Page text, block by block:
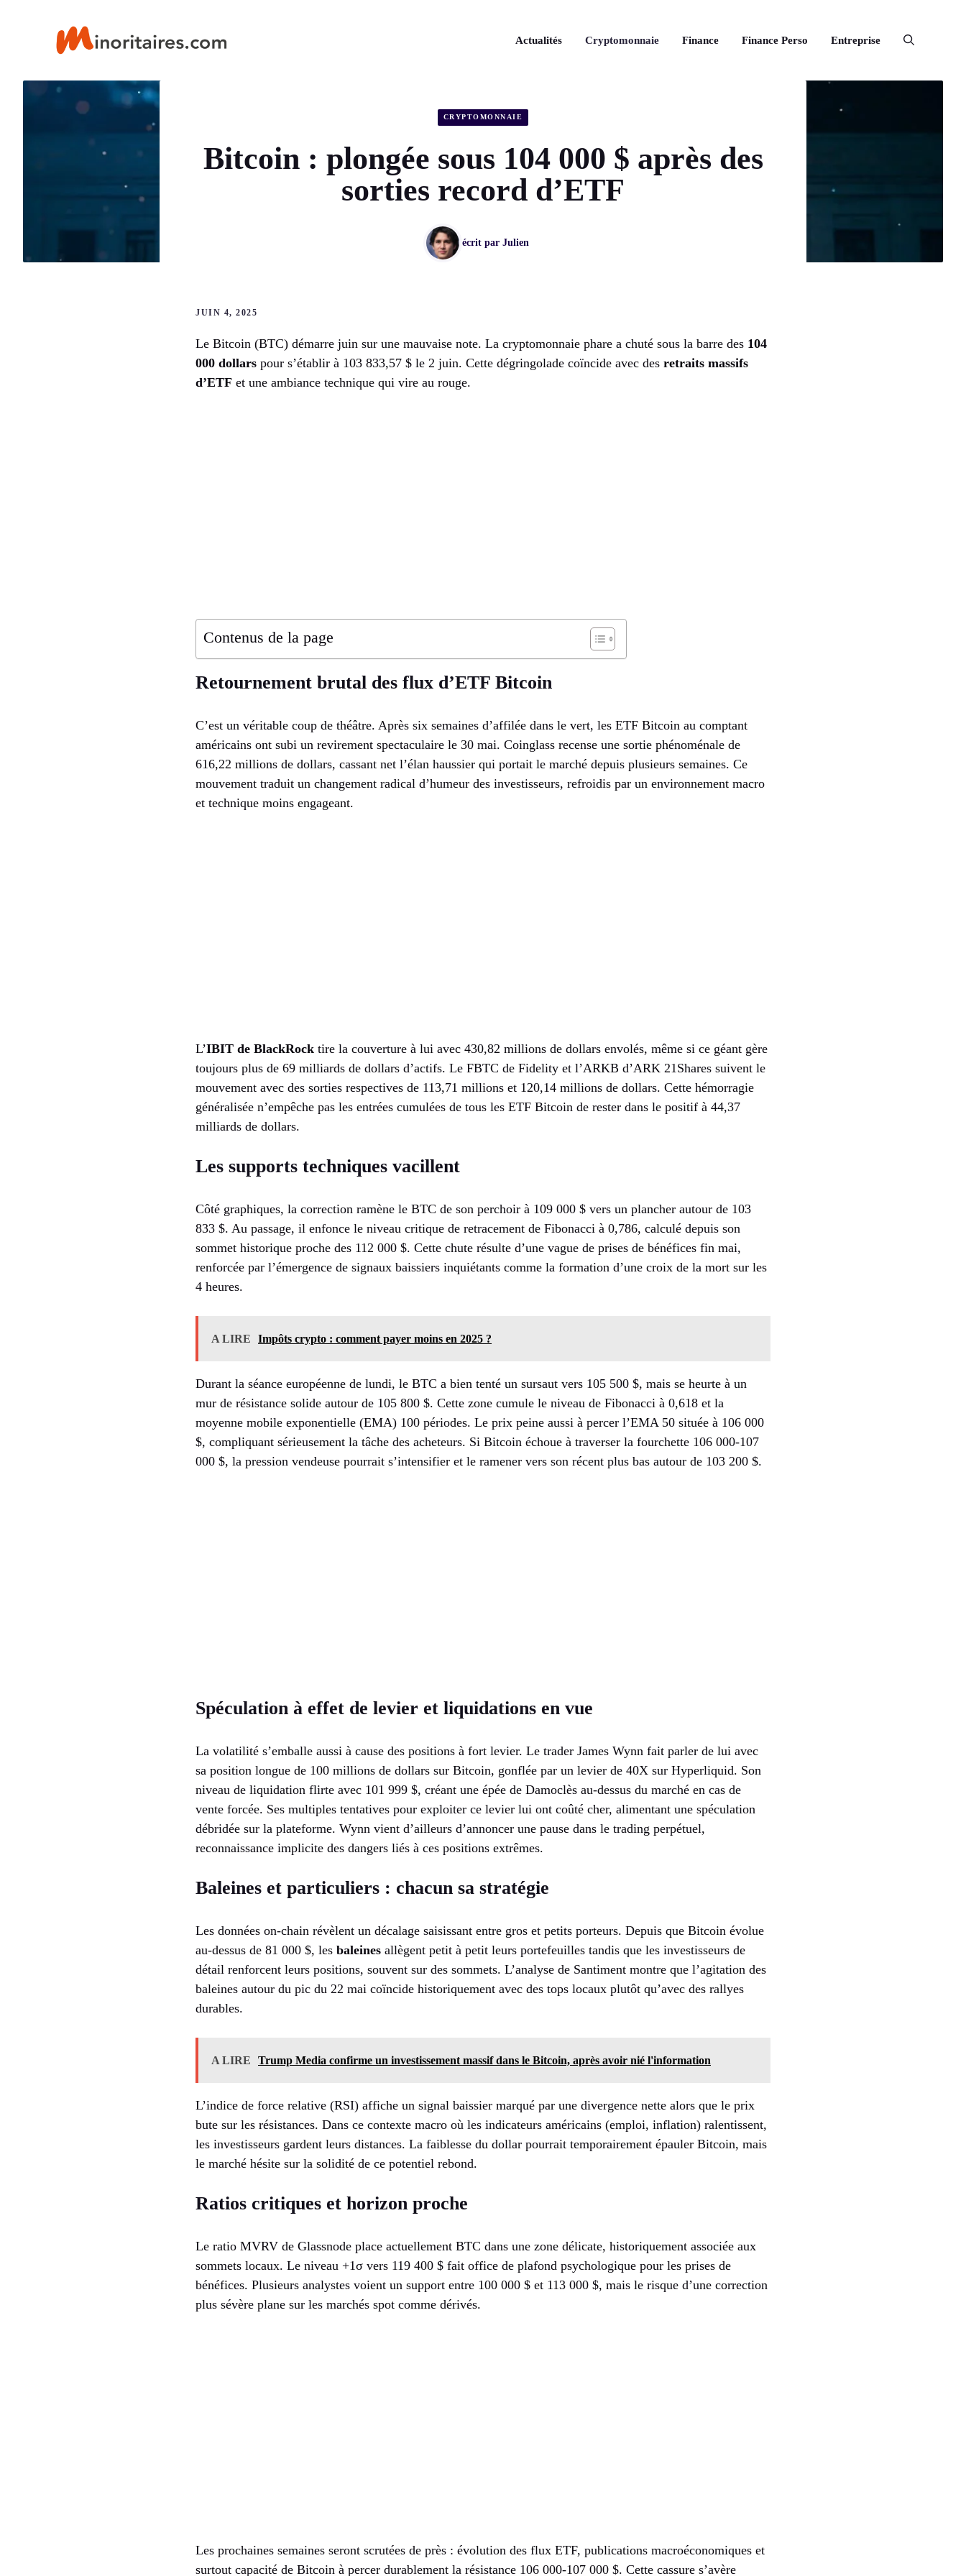
Actualités Cryptomonnaie Finance Finance Perso Entreprise
CRYPTOMONNAIE
Bitcoin : plongée sous 104 000 $ après des
sorties record d’ETF
écrit par Julien
JUIN 4, 2025
Le Bitcoin (BTC) démarre juin sur une mauvaise note. La cryptomonnaie phare a chuté sous la barre des 104
000 dollars pour s’établir à 103 833,57 $ le 2 juin. Cette dégringolade coïncide avec des retraits massifs
d’ETF et une ambiance technique qui vire au rouge.
Contenus de la page
Retournement brutal des flux d’ETF Bitcoin
C’est un véritable coup de théâtre. Après six semaines d’affilée dans le vert, les ETF Bitcoin au comptant
américains ont subi un revirement spectaculaire le 30 mai. Coinglass recense une sortie phénoménale de
616,22 millions de dollars, cassant net l’élan haussier qui portait le marché depuis plusieurs semaines. Ce
mouvement traduit un changement radical d’humeur des investisseurs, refroidis par un environnement macro
et technique moins engageant.
L’IBIT de BlackRock tire la couverture à lui avec 430,82 millions de dollars envolés, même si ce géant gère
toujours plus de 69 milliards de dollars d’actifs. Le FBTC de Fidelity et l’ARKB d’ARK 21Shares suivent le
mouvement avec des sorties respectives de 113,71 millions et 120,14 millions de dollars. Cette hémorragie
généralisée n’empêche pas les entrées cumulées de tous les ETF Bitcoin de rester dans le positif à 44,37
milliards de dollars.
Les supports techniques vacillent
Côté graphiques, la correction ramène le BTC de son perchoir à 109 000 $ vers un plancher autour de 103
833 $. Au passage, il enfonce le niveau critique de retracement de Fibonacci à 0,786, calculé depuis son
sommet historique proche des 112 000 $. Cette chute résulte d’une vague de prises de bénéfices fin mai,
renforcée par l’émergence de signaux baissiers inquiétants comme la formation d’une croix de la mort sur les
4 heures.
A LIRE Impôts crypto : comment payer moins en 2025 ?
Durant la séance européenne de lundi, le BTC a bien tenté un sursaut vers 105 500 $, mais se heurte à un
mur de résistance solide autour de 105 800 $. Cette zone cumule le niveau de Fibonacci à 0,618 et la
moyenne mobile exponentielle (EMA) 100 périodes. Le prix peine aussi à percer l’EMA 50 située à 106 000
$, compliquant sérieusement la tâche des acheteurs. Si Bitcoin échoue à traverser la fourchette 106 000-107
000 $, la pression vendeuse pourrait s’intensifier et le ramener vers son récent plus bas autour de 103 200 $.
Spéculation à effet de levier et liquidations en vue
La volatilité s’emballe aussi à cause des positions à fort levier. Le trader James Wynn fait parler de lui avec
sa position longue de 100 millions de dollars sur Bitcoin, gonflée par un levier de 40X sur Hyperliquid. Son
niveau de liquidation flirte avec 101 999 $, créant une épée de Damoclès au-dessus du marché en cas de
vente forcée. Ses multiples tentatives pour exploiter ce levier lui ont coûté cher, alimentant une spéculation
débridée sur la plateforme. Wynn vient d’ailleurs d’annoncer une pause dans le trading perpétuel,
reconnaissance implicite des dangers liés à ces positions extrêmes.
Baleines et particuliers : chacun sa stratégie
Les données on-chain révèlent un décalage saisissant entre gros et petits porteurs. Depuis que Bitcoin évolue
au-dessus de 81 000 $, les baleines allègent petit à petit leurs portefeuilles tandis que les investisseurs de
détail renforcent leurs positions, souvent sur des sommets. L’analyse de Santiment montre que l’agitation des
baleines autour du pic du 22 mai coïncide historiquement avec des tops locaux plutôt qu’avec des rallyes
durables.
A LIRE Trump Media confirme un investissement massif dans le Bitcoin, après avoir nié l'information
L’indice de force relative (RSI) affiche un signal baissier marqué par une divergence nette alors que le prix
bute sur les résistances. Dans ce contexte macro où les indicateurs américains (emploi, inflation) ralentissent,
les investisseurs gardent leurs distances. La faiblesse du dollar pourrait temporairement épauler Bitcoin, mais
le marché hésite sur la solidité de ce potentiel rebond.
Ratios critiques et horizon proche
Le ratio MVRV de Glassnode place actuellement BTC dans une zone délicate, historiquement associée aux
sommets locaux. Le niveau +1σ vers 119 400 $ fait office de plafond psychologique pour les prises de
bénéfices. Plusieurs analystes voient un support entre 100 000 $ et 113 000 $, mais le risque d’une correction
plus sévère plane sur les marchés spot comme dérivés.
Les prochaines semaines seront scrutées de près : évolution des flux ETF, publications macroéconomiques et
surtout capacité de Bitcoin à percer durablement la résistance 106 000-107 000 $. Cette cassure s’avère